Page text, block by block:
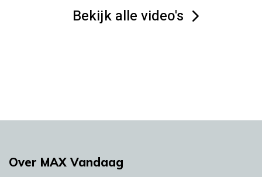
Bekijk alle video's
Over MAX Vandaag